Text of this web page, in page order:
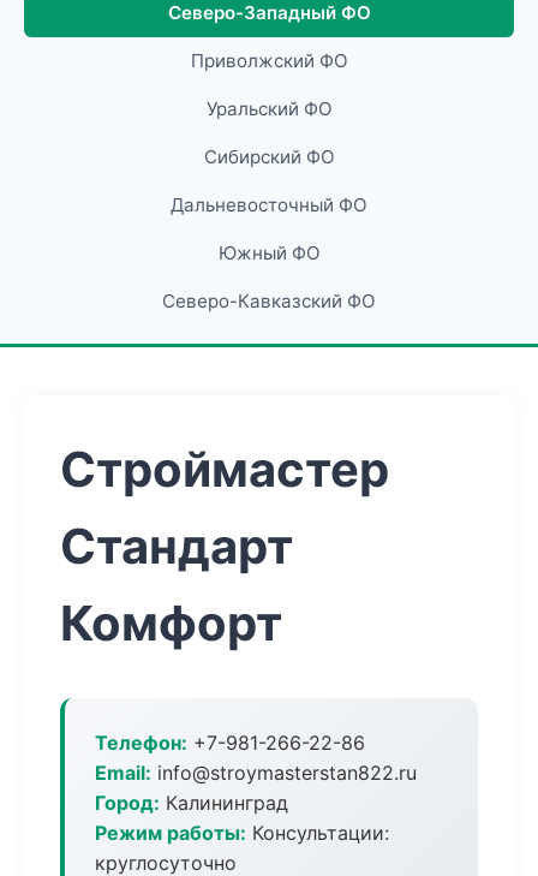
Северо-Западный ФО
Приволжский ФО
Уральский ФО
Сибирский ФО
Дальневосточный ФО
Южный ФО
Северо-Кавказский ФО
Строймастер
Стандарт
Комфорт
Телефон: +7-981-266-22-86
Email: info@stroymasterstan822.ru
Город: Калининград
Режим работы: Консультации:
круглосуточно